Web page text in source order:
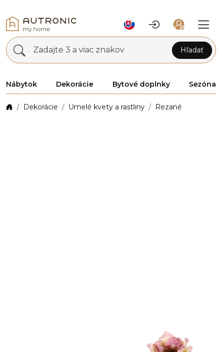
Zadajte 3 a viac znakov Hľadať
Nábytok Dekorácie Bytové doplnky Sezóna
Dekorácie Umelé kvety a rastliny Rezané